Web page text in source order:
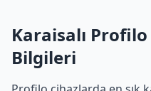
Karaisalı Profilo
Bilgileri